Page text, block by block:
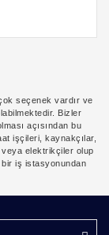
seçenek vardır ve
Bizler
açısından bu
işçileri, kaynakçılar,
elektrikçiler olup
bir iş istasyonundan